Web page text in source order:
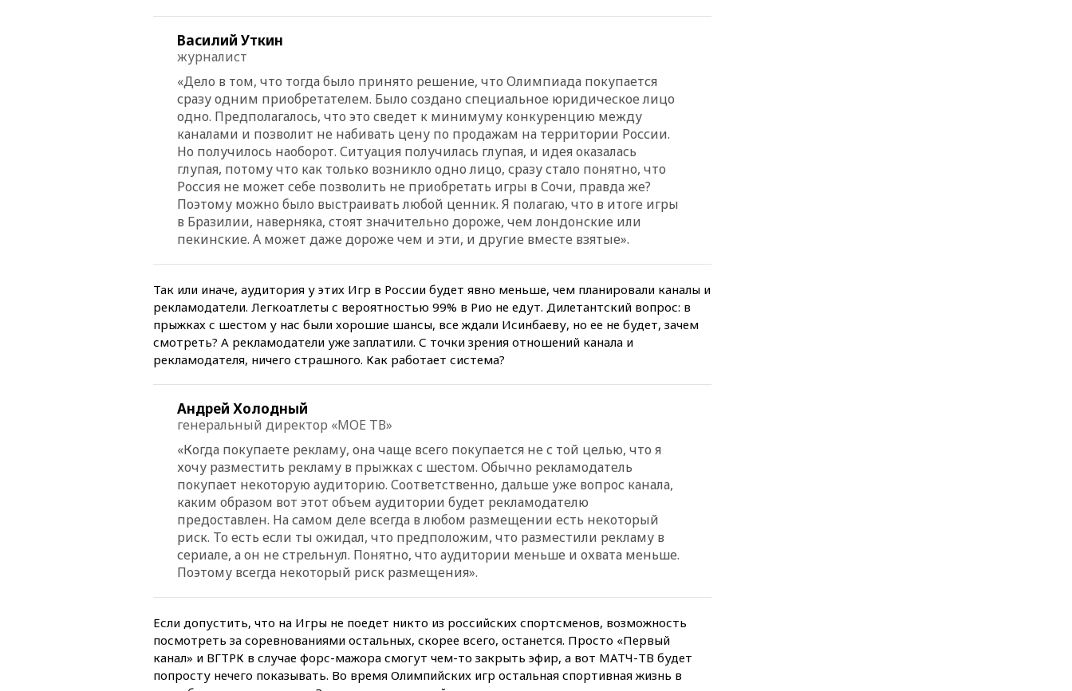
Белгородской области
экстремизма
20:20 Суд США постановил
остановить строительство
бального зала в Белом доме
20:15 Сенат США одобрил
ужесточение санкций против
России и Ирана
20:00СК возбудил дело
против журналистки Катерины
Гордеевой о фейках о ВС
России
19:45ISU предоставил
нейтральный статус
фигуристкам Валиевой и
Трусовой
в Сербию
19:00Открытое горение на
складе в Брянске
ликвидировано
18:55Минобороны отчиталось
об ударах по двум украинским
сухогрузам в Черном море
18:47 Школьники из РФ стали
результате удара ВСУ по
многоэтажке в Керчи
18:25 Беспилотник атаковал
турецкий сухогруз у
Василий Уткин
журналист
«Дело в том, что тогда было принято решение, что Олимпиада покупается
сразу одним приобретателем. Было создано специальное юридическое лицо
одно. Предполагалось, что это сведет к минимуму конкуренцию между
каналами и позволит не набивать цену по продажам на территории России.
Но получилось наоборот. Ситуация получилась глупая, и идея оказалась
глупая, потому что как только возникло одно лицо, сразу стало понятно, что
Россия не может себе позволить не приобретать игры в Сочи, правда же?
Поэтому можно было выстраивать любой ценник. Я полагаю, что в итоге игры
в Бразилии, наверняка, стоят значительно дороже, чем лондонские или
пекинские. А может даже дороже чем и эти, и другие вместе взятые».
Так или иначе, аудитория у этих Игр в России будет явно меньше, чем планировали каналы и
рекламодатели. Легкоатлеты с вероятностью 99% в Рио не едут. Дилетантский вопрос: в
прыжках с шестом у нас были хорошие шансы, все ждали Исинбаеву, но ее не будет, зачем
смотреть? А рекламодатели уже заплатили. С точки зрения отношений канала и
рекламодателя, ничего страшного. Как работает система?
Андрей Холодный
генеральный директор «МОЕ ТВ»
«Когда покупаете рекламу, она чаще всего покупается не с той целью, что я
хочу разместить рекламу в прыжках с шестом. Обычно рекламодатель
покупает некоторую аудиторию. Соответственно, дальше уже вопрос канала,
каким образом вот этот объем аудитории будет рекламодателю
предоставлен. На самом деле всегда в любом размещении есть некоторый
риск. То есть если ты ожидал, что предположим, что разместили рекламу в
сериале, а он не стрельнул. Понятно, что аудитории меньше и охвата меньше.
Поэтому всегда некоторый риск размещения».
Если допустить, что на Игры не поедет никто из российских спортсменов, возможность
посмотреть за соревнованиями остальных, скорее всего, останется. Просто «Первый
канал» и ВГТРК в случае форс-мажора смогут чем-то закрыть эфир, а вот МАТЧ-ТВ будет
попросту нечего показывать. Во время Олимпийских игр остальная спортивная жизнь в